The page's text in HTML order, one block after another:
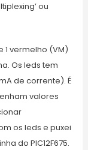
ou
1 vermelho (VM)
Os leds tem
de corrente). É
valores
os leds e puxei
do PIC12F675.